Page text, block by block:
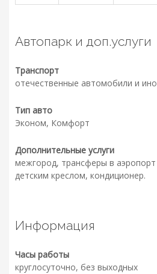
Автопарк и доп.услуги
Транспорт
отечественные автомобили и
Тип авто
Эконом, Комфорт
Дополнительные услуги
межгород, трансферы в
детским креслом, кондиционер.
Информация
Часы работы
круглосуточно, без выходных